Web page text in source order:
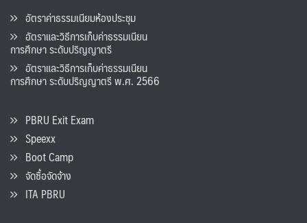
อัตราค่าธรรมเนียมห้องประชุม
อัตราและวิธีการเก็บค่าธรรมเนียน
การศึกษา ระดับปริญญาตรี
อัตราและวิธีการเก็บค่าธรรมเนียน
การศึกษา ระดับปริญญาตรี พ.ศ. 2566
PBRU Exit Exam
Speexx
Boot Camp
จัดซื้อจัดจ้าง
ITA PBRU